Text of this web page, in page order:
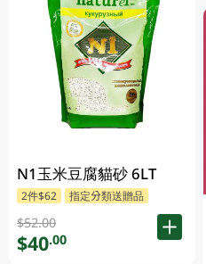
N1玉米豆腐貓砂 6LT
2件$62 指定分類送贈品
$52.00
$40.00